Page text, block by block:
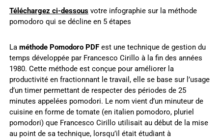
Téléchargez ci-dessousvotre infographie sur la méthode
pomodoro qui se décline en 5 étapes
La méthode Pomodoro PDF est une technique de gestion du
temps développée par Francesco Cirillo à la fin des années
1980. Cette méthode est conçue pour améliorer la
productivité en fractionnant le travail, elle se base sur l’usage
d’un timer permettant de respecter des périodes de 25
minutes appelées pomodori. Le nom vient d’un minuteur de
cuisine en forme de tomate (en italien pomodoro, pluriel
pomodori) que Francesco Cirillo utilisait au début de la mise
au point de sa technique, lorsqu’il était étudiant à